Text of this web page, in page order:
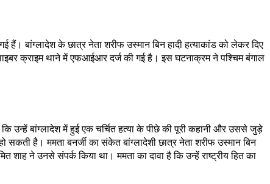
हैं। बांग्लादेश के छात्र नेता शरीफ उस्मान बिन हादी हत्याकांड को लेकर दिए
क्राइम थाने में एफआईआर दर्ज की गई है। इस घटनाक्रम ने पश्चिम बंगाल
उन्हें बांग्लादेश में हुई एक चर्चित हत्या के पीछे की पूरी कहानी और उससे जुड़े
सकती है। ममता बनर्जी का संकेत बांग्लादेशी छात्र नेता शरीफ उस्मान बिन
शाह ने उनसे संपर्क किया था। ममता का दावा है कि उन्हें राष्ट्रीय हित का